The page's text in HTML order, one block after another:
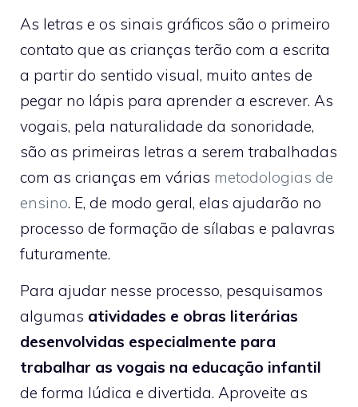
As letras e os sinais gráficos são o primeiro
contato que as crianças terão com a escrita
a partir do sentido visual, muito antes de
pegar no lápis para aprender a escrever. As
vogais, pela naturalidade da sonoridade,
são as primeiras letras a serem trabalhadas
com as crianças em várias metodologias de
ensino. E, de modo geral, elas ajudarão no
processo de formação de sílabas e palavras
futuramente.
Para ajudar nesse processo, pesquisamos
algumas atividades e obras literárias
desenvolvidas especialmente para
trabalhar as vogais na educação infantil
de forma lúdica e divertida. Aproveite as